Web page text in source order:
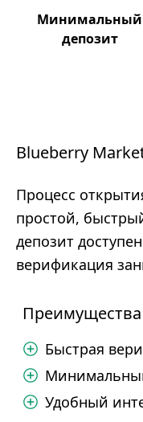
Минимальный
депозит
Blueberry
Процесс
простой,
депозит
верификация
Преимущества
Быстрая
Удобный